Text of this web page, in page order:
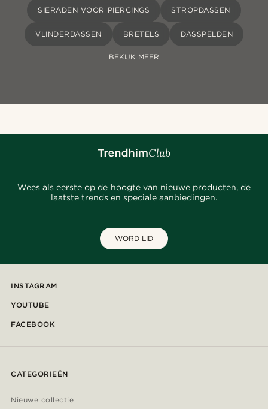
SIERADEN VOOR PIERCINGS STROPDASSEN
VLINDERDASSEN BRETELS DASSPELDEN
BEKIJK MEER
Wees als eerste op de hoogte van nieuwe producten, de
laatste trends en speciale aanbiedingen.
WORD LID
INSTAGRAM
YOUTUBE
FACEBOOK
CATEGORIEËN
Nieuwe collectie